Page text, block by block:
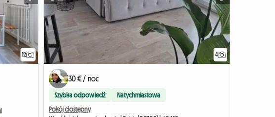
12 4
30 € / noc
Szybka odpowiedź Natychmiastowa
Pokój dostępny